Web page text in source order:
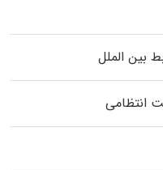
بین الملل
انتظامی